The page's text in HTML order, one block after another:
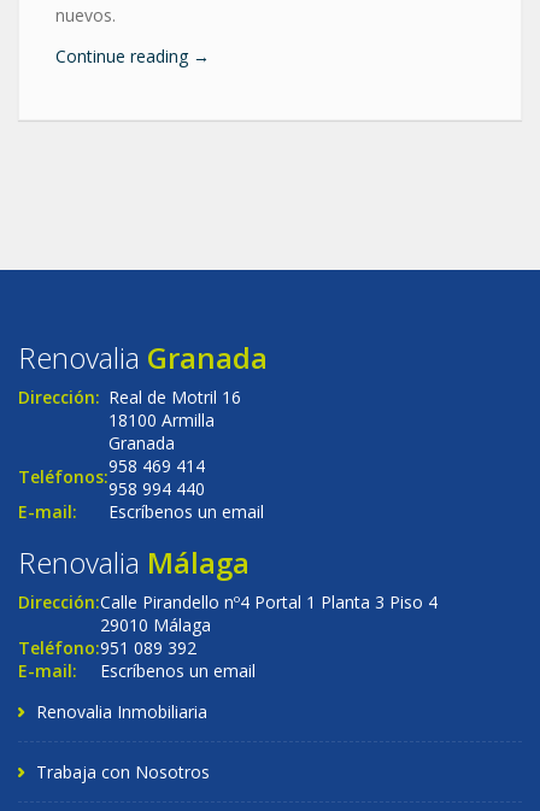
nuevos.
Continue reading →
Renovalia Granada
Dirección: Real de Motril 16
18100 Armilla
Granada
Teléfonos:958 469 414
958 994 440
E-mail:
Escríbenos un email
Renovalia Málaga
Dirección:Calle Pirandello nº4 Portal 1 Planta 3 Piso 4
29010 Málaga
Teléfono:951 089 392
E-mail:
Escríbenos un email
Renovalia Inmobiliaria
Trabaja con Nosotros